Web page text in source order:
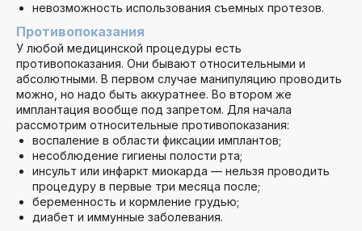
невозможность использования съемных протезов.
Противопоказания
У любой медицинской процедуры есть
противопоказания. Они бывают относительными и
абсолютными. В первом случае манипуляцию проводить
можно, но надо быть аккуратнее. Во втором же
имплантация вообще под запретом. Для начала
рассмотрим относительные противопоказания:
воспаление в области фиксации имплантов;
несоблюдение гигиены полости рта;
инсульт или инфаркт миокарда — нельзя проводить
процедуру в первые три месяца после;
беременность и кормление грудью;
диабет и иммунные заболевания.